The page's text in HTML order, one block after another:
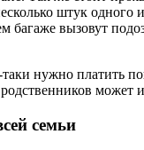
штук одного
багаже вызовут
нужно платить
может
семьи